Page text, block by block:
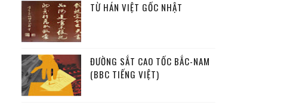
TỪ HÁN VIỆT GỐC NHẬT
ĐƯỜNG SẮT CAO TỐC BẮC-NAM
(BBC TIẾNG VIỆT)